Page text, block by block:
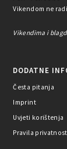
Vikendom ne
Vikendima i
DODATNE
Česta pitanja
Imprint
Uvjeti korištenja
Pravila